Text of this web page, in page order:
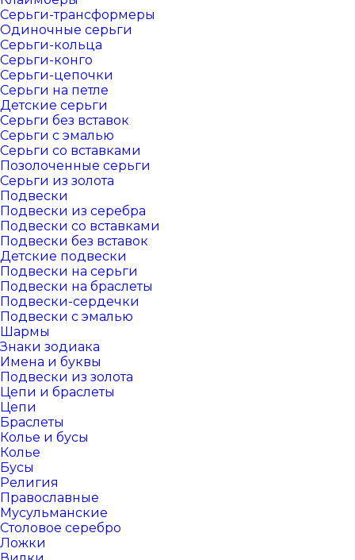
Серьги-трансформеры
Одиночные серьги
Серьги-кольца
Серьги-конго
Серьги-цепочки
Серьги на петле
Детские серьги
Серьги без вставок
Серьги с эмалью
Серьги со вставками
Позолоченные серьги
Серьги из золота
Подвески
Подвески из серебра
Подвески со вставками
Подвески без вставок
Детские подвески
Подвески на серьги
Подвески на браслеты
Подвески-сердечки
Подвески с эмалью
Шармы
Знаки зодиака
Имена и буквы
Подвески из золота
Цепи и браслеты
Цепи
Браслеты
Колье и бусы
Колье
Бусы
Религия
Православные
Мусульманские
Столовое серебро
Ложки